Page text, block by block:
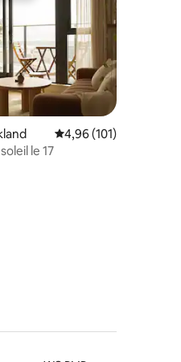
de 29 commentaires : 5 sur 5
Évaluation moyenne
4,96 (101)
le 17